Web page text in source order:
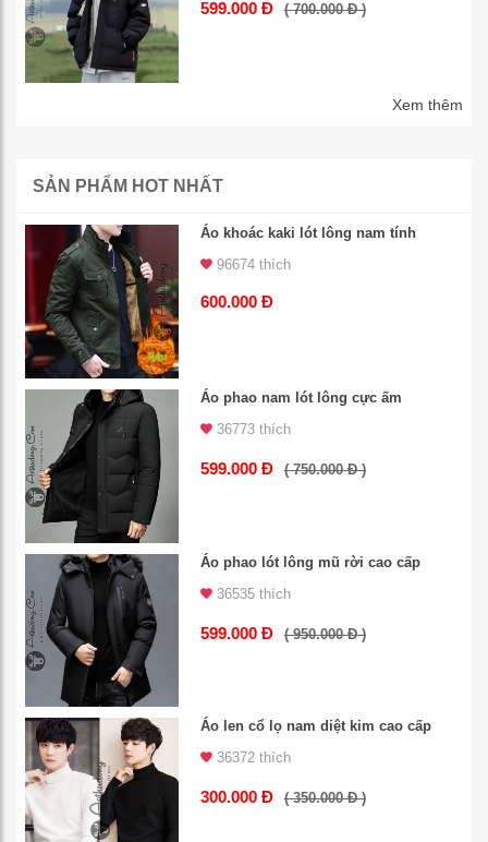
599.000 Đ ( 700.000 Đ )
Xem thêm
SẢN PHẨM HOT NHẤT
Áo khoác kaki lót lông nam tính
96674 thích
600.000 Đ
Áo phao nam lót lông cực ấm
36773 thích
599.000 Đ ( 750.000 Đ )
Áo phao lót lông mũ rời cao cấp
36535 thích
599.000 Đ ( 950.000 Đ )
Áo len cổ lọ nam diệt kim cao cấp
36372 thích
300.000 Đ ( 350.000 Đ )